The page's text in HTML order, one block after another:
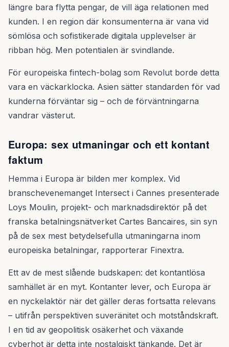
längre bara flytta pengar, de vill äga relationen med
kunden. I en region där konsumenterna är vana vid
sömlösa och sofistikerade digitala upplevelser är
ribban hög. Men potentialen är svindlande.
För europeiska fintech-bolag som Revolut borde detta
vara en väckarklocka. Asien sätter standarden för vad
kunderna förväntar sig – och de förväntningarna
vandrar västerut.
Europa: sex utmaningar och ett kontant
faktum
Hemma i Europa är bilden mer komplex. Vid
branschevenemanget Intersect i Cannes presenterade
Loys Moulin, projekt- och marknadsdirektör på det
franska betalningsnätverket Cartes Bancaires, sin syn
på de sex mest betydelsefulla utmaningarna inom
europeiska betalningar, rapporterar Finextra.
Ett av de mest slående budskapen: det kontantlösa
samhället är en myt. Kontanter lever, och Europa är
en nyckelaktör när det gäller deras fortsatta relevans
– utifrån perspektiven suveränitet och motståndskraft.
I en tid av geopolitisk osäkerhet och växande
cyberhot är detta inte nostalgiskt tänkande. Det är